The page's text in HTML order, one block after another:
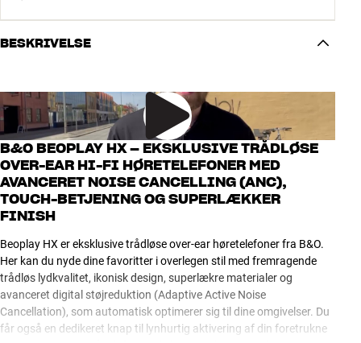
BESKRIVELSE
B&O BEOPLAY HX – EKSKLUSIVE TRÅDLØSE
OVER-EAR HI-FI HØRETELEFONER MED
AVANCERET NOISE CANCELLING (ANC),
TOUCH-BETJENING OG SUPERLÆKKER
FINISH
Beoplay HX er eksklusive trådløse over-ear høretelefoner fra B&O.
Her kan du nyde dine favoritter i overlegen stil med fremragende
trådløs lydkvalitet, ikonisk design, superlækre materialer og
avanceret digital støjreduktion (Adaptive Active Noise
Cancellation), som automatisk optimerer sig til dine omgivelser. Du
får også en dedikeret knap til lynhurtig aktivering af din foretrukne